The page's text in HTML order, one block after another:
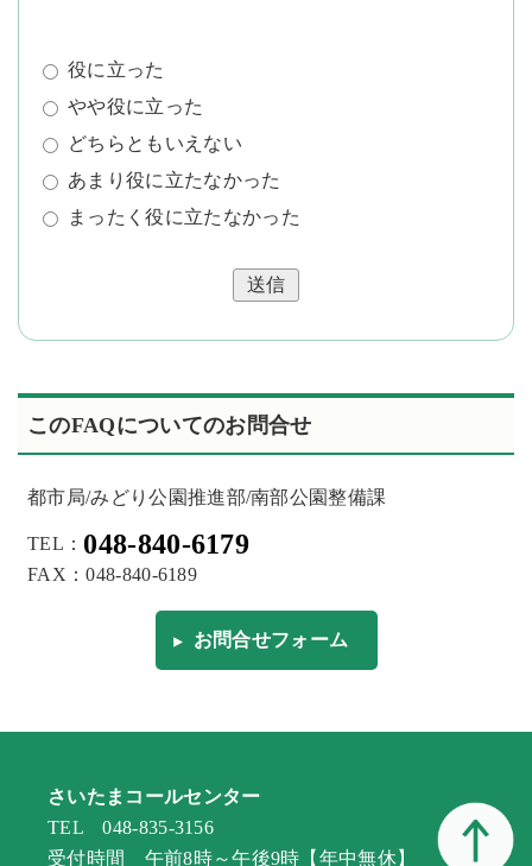
役に立った
やや役に立った
どちらともいえない
あまり役に立たなかった
まったく役に立たなかった
送信
このFAQについてのお問合せ
都市局/みどり公園推進部/南部公園整備課
TEL： 048-840-6179
FAX：048-840-6189
お問合せフォーム
さいたまコールセンター
TEL 048-835-3156
受付時間 午前8時～午後9時【年中無休】